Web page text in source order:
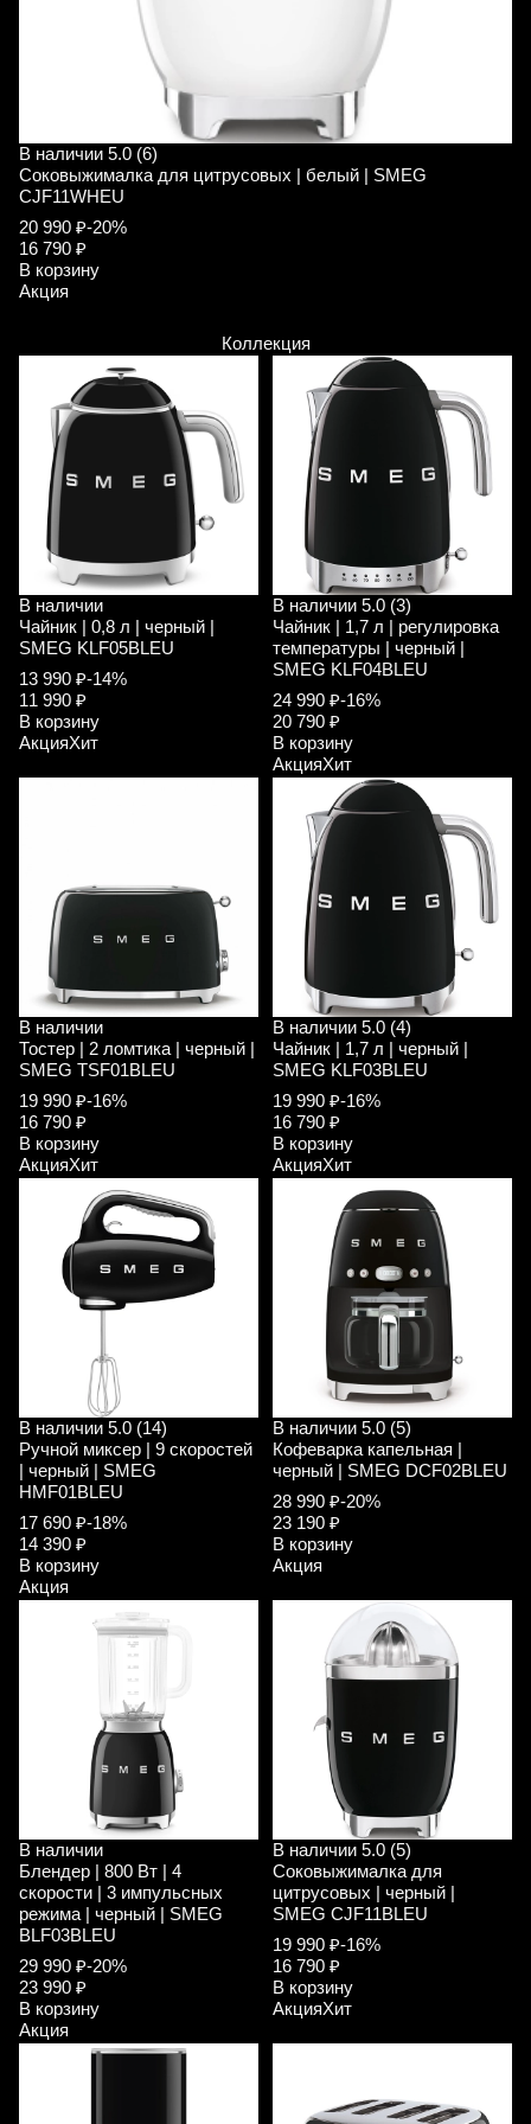
В наличии 5.0 (6)
Соковыжималка для цитрусовых | белый | SMEG
CJF11WHEU
20 990 ₽-20%
16 790 ₽
В корзину
Акция
Коллекция
В наличии
Чайник | 0,8 л | черный |
SMEG KLF05BLEU
13 990 ₽-14%
11 990 ₽
В корзину
АкцияХит
В наличии 5.0 (3)
Чайник | 1,7 л | регулировка
температуры | черный |
SMEG KLF04BLEU
24 990 ₽-16%
20 790 ₽
В корзину
АкцияХит
В наличии
Тостер | 2 ломтика | черный |
SMEG TSF01BLEU
19 990 ₽-16%
16 790 ₽
В корзину
АкцияХит
В наличии 5.0 (4)
Чайник | 1,7 л | черный |
SMEG KLF03BLEU
19 990 ₽-16%
16 790 ₽
В корзину
АкцияХит
В наличии 5.0 (14)
Ручной миксер | 9 скоростей
| черный | SMEG
HMF01BLEU
17 690 ₽-18%
14 390 ₽
В корзину
Акция
В наличии 5.0 (5)
Кофеварка капельная |
черный | SMEG DCF02BLEU
28 990 ₽-20%
23 190 ₽
В корзину
Акция
В наличии
Блендер | 800 Вт | 4
скорости | 3 импульсных
режима | черный | SMEG
BLF03BLEU
29 990 ₽-20%
23 990 ₽
В корзину
Акция
В наличии 5.0 (5)
Соковыжималка для
цитрусовых | черный |
SMEG CJF11BLEU
19 990 ₽-16%
16 790 ₽
В корзину
АкцияХит